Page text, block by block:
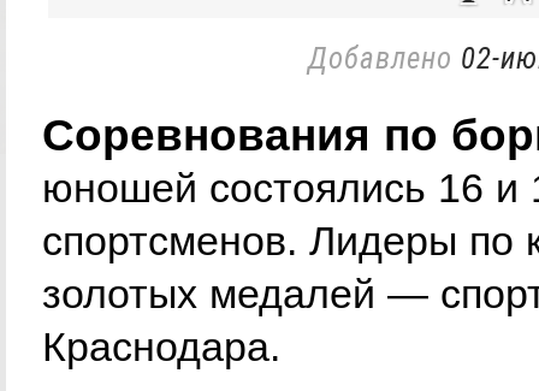
Добавлено 02-
Соревнования по
юношей состоялись 16 и
спортсменов. Лидеры по
золотых медалей —
Краснодара.